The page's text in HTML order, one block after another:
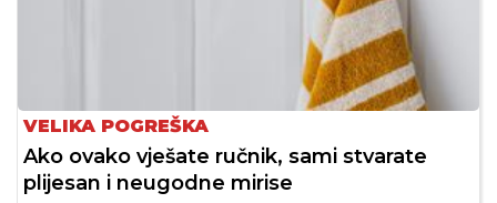
VELIKA POGREŠKA
Ako ovako vješate ručnik, sami stvarate
plijesan i neugodne mirise